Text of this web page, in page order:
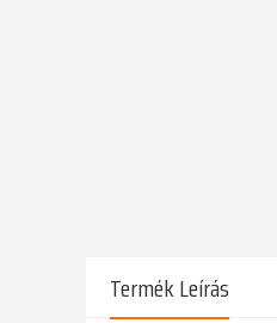
Termék Leírás